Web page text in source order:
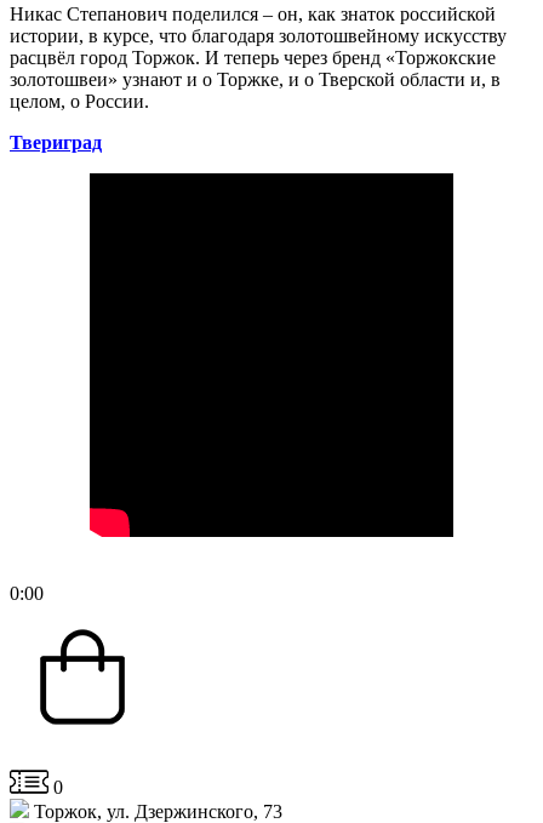
Никас Степанович поделился – он, как знаток российской
истории, в курсе, что благодаря золотошвейному искусству
расцвёл город Торжок. И теперь через бренд «Торжокские
золотошвеи» узнают и о Торжке, и о Тверской области и, в
целом, о России.
Твериград
0:00
0
Торжок, ул. Дзержинского, 73